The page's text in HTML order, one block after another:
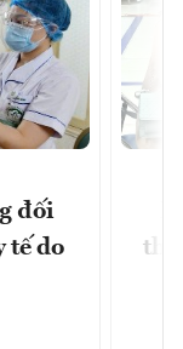
đối
tế do